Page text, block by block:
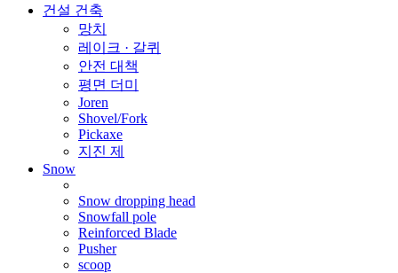
건설 건축
망치
레이크 · 갈퀴
안전 대책
평면 더미
Joren
Shovel/Fork
Pickaxe
지진 제
Snow
Snow dropping head
Snowfall pole
Reinforced Blade
Pusher
scoop